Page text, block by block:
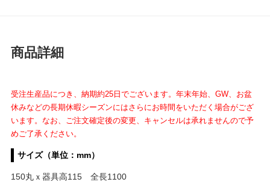
商品詳細
受注生産品につき、納期約25日でございます。年末年始、GW、お盆
休みなどの長期休暇シーズンにはさらにお時間をいただく場合がござ
います。なお、ご注文確定後の変更、キャンセルは承れませんので予
めご了承ください。
サイズ（単位：mm）
150丸ｘ器具高115 全長1100